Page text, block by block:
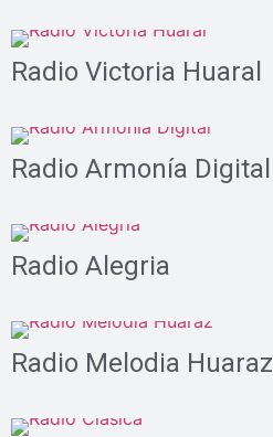
Radio Victoria Huaral
Radio Armonía Digital
Radio Alegria
Radio Melodia Huaraz